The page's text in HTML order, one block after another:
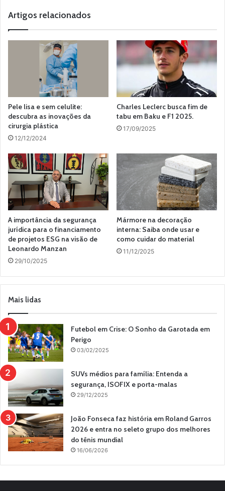
Artigos relacionados
Pele lisa e sem celulite:
descubra as inovações da
cirurgia plástica
12/12/2024
Charles Leclerc busca fim de
tabu em Baku e F1 2025.
17/09/2025
A importância da segurança
jurídica para o financiamento
de projetos ESG na visão de
Leonardo Manzan
29/10/2025
Mármore na decoração
interna: Saiba onde usar e
como cuidar do material
11/12/2025
Mais lidas
Futebol em Crise: O Sonho da Garotada em
Perigo
03/02/2025
SUVs médios para família: Entenda a
segurança, ISOFIX e porta-malas
29/12/2025
João Fonseca faz história em Roland Garros
2026 e entra no seleto grupo dos melhores
do tênis mundial
16/06/2026